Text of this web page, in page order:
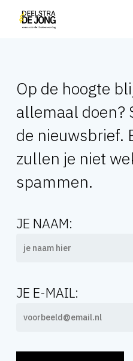
Skip
Op de hoogte
allemaal doen?
de nieuwsbrief.
zullen je niet
spammen.
JE NAAM:
JE E-MAIL: